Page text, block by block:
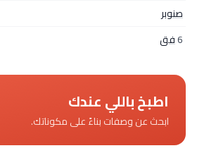
صنوبر
6فق
اطبخ باللي عندك
ابحث عن وصفات بناءً على مكوناتك.